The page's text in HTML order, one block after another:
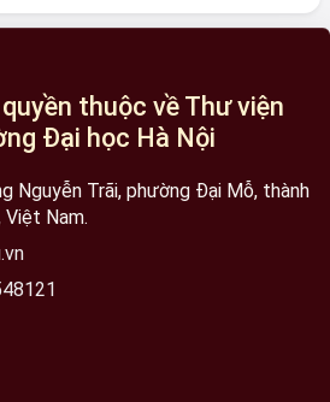
thuộc về Thư viện
Đại học Hà Nội
Nguyễn Trãi, phường Đại Mỗ, thành
Việt Nam.